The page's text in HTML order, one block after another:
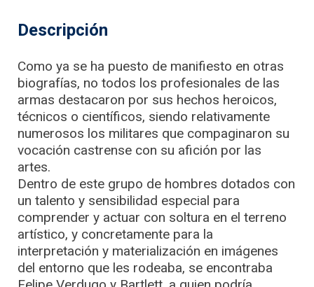
Descripción
Como ya se ha puesto de manifiesto en otras
biografías, no todos los profesionales de las
armas destacaron por sus hechos heroicos,
técnicos o científicos, siendo relativamente
numerosos los militares que compaginaron su
vocación castrense con su afición por las
artes.
Dentro de este grupo de hombres dotados con
un talento y sensibilidad especial para
comprender y actuar con soltura en el terreno
artístico, y concretamente para la
interpretación y materialización en imágenes
del entorno que les rodeaba, se encontraba